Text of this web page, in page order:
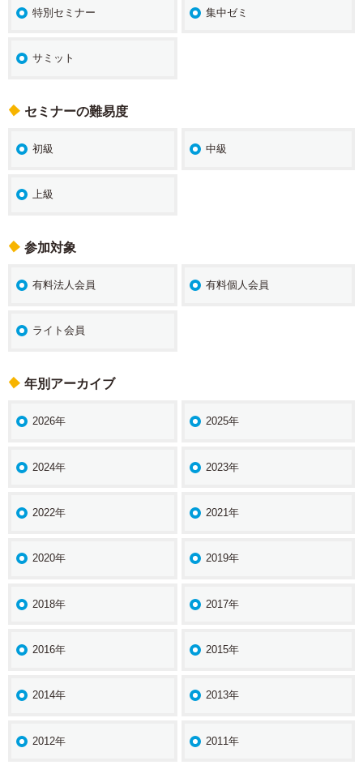
特別セミナー 集中ゼミ
サミット
セミナーの難易度
初級 中級
上級
参加対象
有料法人会員 有料個人会員
ライト会員
年別アーカイブ
2026年 2025年
2024年 2023年
2022年 2021年
2020年 2019年
2018年 2017年
2016年 2015年
2014年 2013年
2012年 2011年